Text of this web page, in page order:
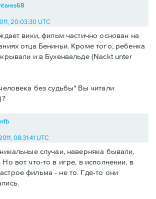
20:03:30 UTC
вики, фильм частично основан на
отца Бениньи. Кроме того, ребенка
и в Бухенвальде (Nackt unter
без судьбы" Вы читали
nfb
08:31:41 UTC
случаи, наверняка бывали,
Но вот что-то в игре, в исполнении, в
фильма - не то. Где-то они